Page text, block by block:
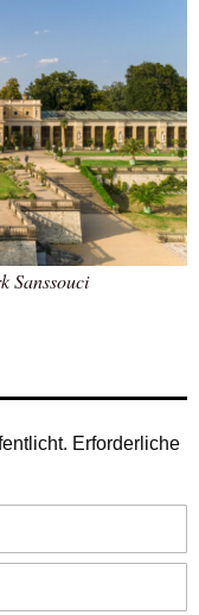
Sanssouci
Erforderliche